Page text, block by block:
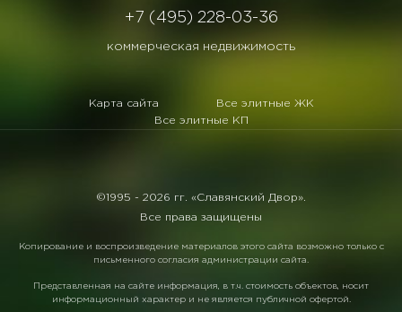
+7 (495) 228-03-36
коммерческая недвижимость
Карта сайта
Все элитные ЖК
Все элитные КП
©1995 - 2026 гг. «Славянский Двор».
Все права защищены
Копирование и воспроизведение материалов этого сайта возможно только с
письменного согласия администрации сайта.
Представленная на сайте информация, в т.ч. стоимость объектов, носит
информационный характер и не является публичной офертой.